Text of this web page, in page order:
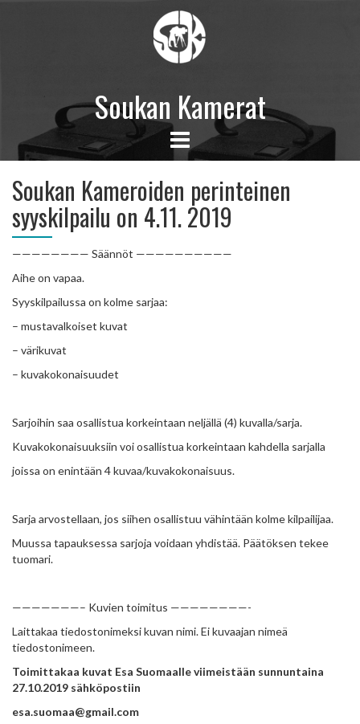
Soukan Kamerat
Soukan Kameroiden perinteinen
syyskilpailu on 4.11. 2019
———————— Säännöt ——————————
Aihe on vapaa.
Syyskilpailussa on kolme sarjaa:
– mustavalkoiset kuvat
– värikuvat
– kuvakokonaisuudet
Sarjoihin saa osallistua korkeintaan neljällä (4) kuvalla/sarja.
Kuvakokonaisuuksiin voi osallistua korkeintaan kahdella sarjalla
joissa on enintään 4 kuvaa/kuvakokonaisuus.
Sarja arvostellaan, jos siihen osallistuu vähintään kolme kilpailijaa.
Muussa tapauksessa sarjoja voidaan yhdistää. Päätöksen tekee
tuomari.
———————– Kuvien toimitus ————————-
Laittakaa tiedostonimeksi kuvan nimi. Ei kuvaajan nimeä
tiedostonimeen.
Toimittakaa kuvat Esa Suomaalle viimeistään sunnuntaina
27.10.2019 sähköpostiin
esa.suomaa@gmail.com